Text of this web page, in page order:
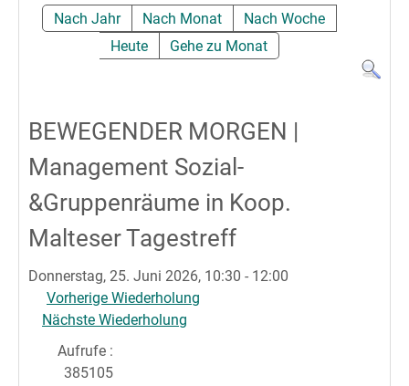
Nach Jahr Nach Monat
Nach Woche
Heute
Gehe zu Monat
BEWEGENDER MORGEN |
Management Sozial-
&Gruppenräume in Koop.
Malteser Tagestreff
Donnerstag, 25. Juni 2026, 10:30 - 12:00
Vorherige Wiederholung
Nächste Wiederholung
Aufrufe:
385105